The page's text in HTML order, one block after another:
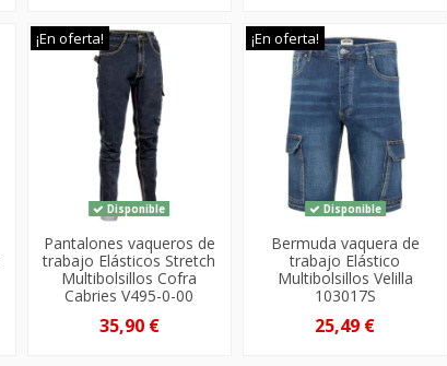
¡En oferta!
Disponible
Pantalones vaqueros de
trabajo Elásticos Stretch
Multibolsillos Cofra
Cabries V495-0-00
35,90 €
¡En oferta!
Disponible
Bermuda vaquera de
trabajo Elástico
Multibolsillos Velilla
103017S
25,49 €